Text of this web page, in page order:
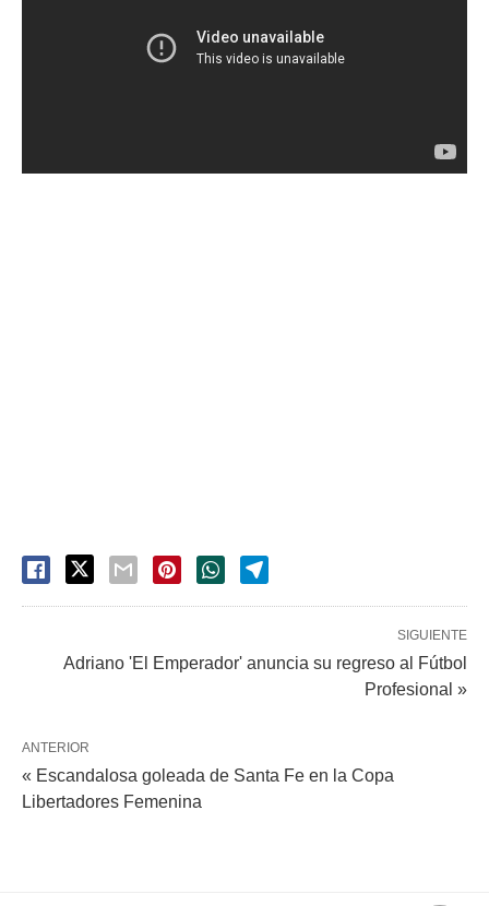
SIGUIENTE
Adriano 'El Emperador' anuncia su regreso al Fútbol
Profesional »
ANTERIOR
« Escandalosa goleada de Santa Fe en la Copa
Libertadores Femenina